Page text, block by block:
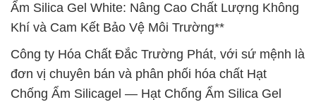
Ẩm Silica Gel White: Nâng Cao Chất Lượng Không
Khí và Cam Kết Bảo Vệ Môi Trường**
Công ty Hóa Chất Đắc Trường Phát, với sứ mệnh là
đơn vị chuyên bán và phân phối hóa chất Hạt
Chống Ẩm Silicagel — Hạt Chống Ẩm Silica Gel